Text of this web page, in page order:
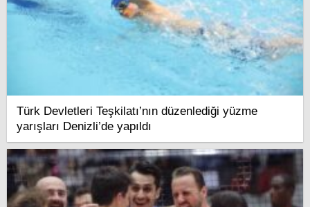
Türk Devletleri Teşkilatı’nın düzenlediği yüzme
yarışları Denizli’de yapıldı